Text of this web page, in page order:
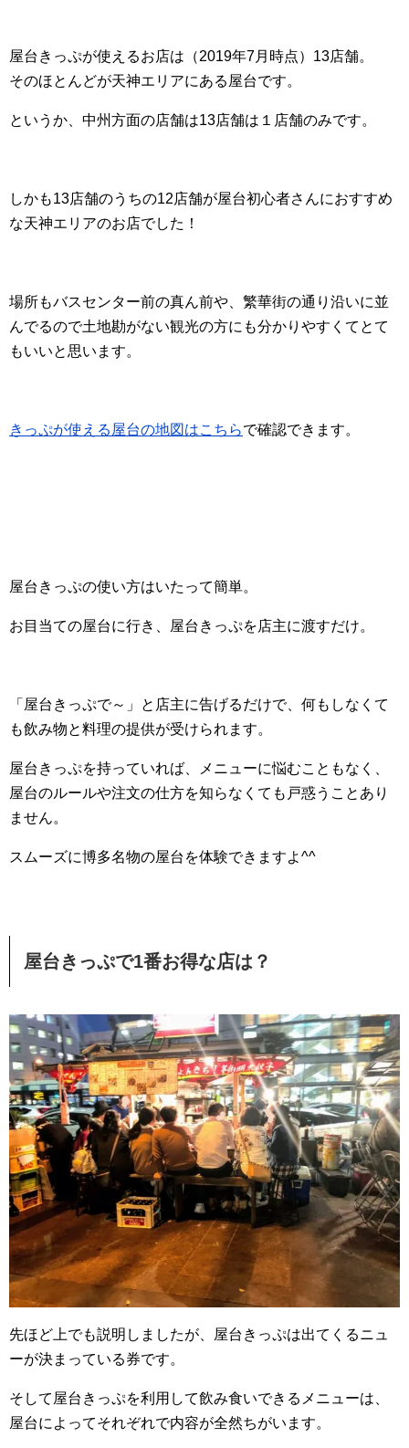
屋台きっぷが使えるお店は（2019年7月時点）13店舗。
そのほとんどが天神エリアにある屋台です。
というか、中州方面の店舗は13店舗は１店舗のみです。
しかも13店舗のうちの12店舗が屋台初心者さんにおすすめ
な天神エリアのお店でした！
場所もバスセンター前の真ん前や、繁華街の通り沿いに並
んでるので土地勘がない観光の方にも分かりやすくてとて
もいいと思います。
きっぷが使える屋台の地図はこちらで確認できます。
屋台きっぷの使い方はいたって簡単。
お目当ての屋台に行き、屋台きっぷを店主に渡すだけ。
「屋台きっぷで～」と店主に告げるだけで、何もしなくて
も飲み物と料理の提供が受けられます。
屋台きっぷを持っていれば、メニューに悩むこともなく、
屋台のルールや注文の仕方を知らなくても戸惑うことあり
ません。
スムーズに博多名物の屋台を体験できますよ^^
屋台きっぷで1番お得な店は？
先ほど上でも説明しましたが、屋台きっぷは出てくるニュ
ーが決まっている券です。
そして屋台きっぷを利用して飲み食いできるメニューは、
屋台によってそれぞれで内容が全然ちがいます。